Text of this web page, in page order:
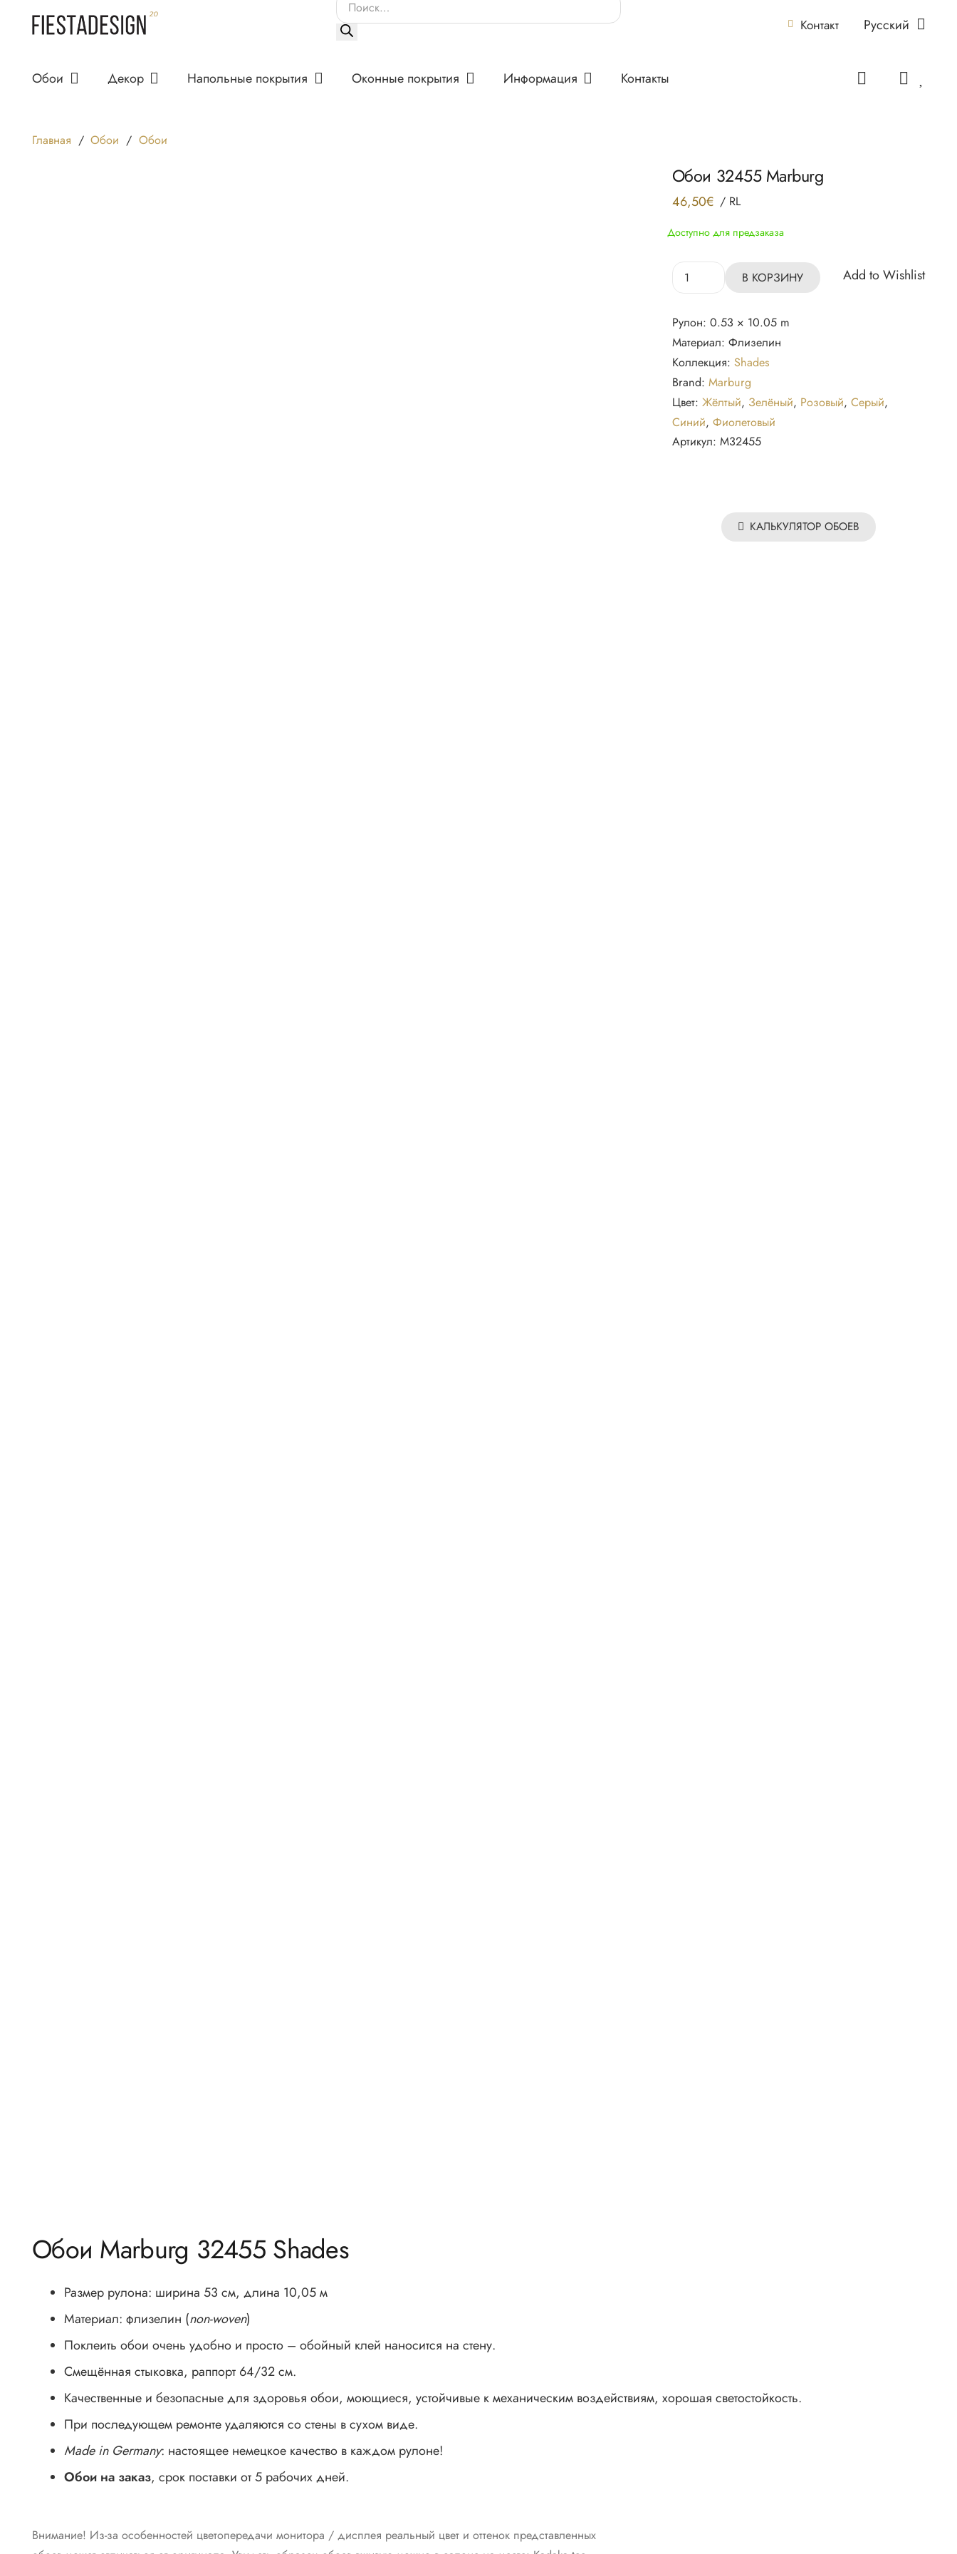
Поиск
Контакт Русский
Обои Декор Напольные покрытия Оконные покрытия Информация Контакты
Главная / Обои / Обои
Обои 32455 Marburg
46,50€ / RL
Доступно для предзаказа
Количество
32455
Marburg
В КОРЗИНУ Add to Wishlist
Рулон: 0.53 × 10.05 m
Материал: Флизелин
Коллекция: Shades
Brand: Marburg
Цвет: Жёлтый, Зелёный, Розовый, Серый,
Синий, Фиолетовый
Артикул: M32455
КАЛЬКУЛЯТОР ОБОЕВ
Обои Marburg 32455 Shades
Размер рулона: ширина 53 см, длина 10,05 м
Материал: флизелин (non-woven)
Поклеить обои очень удобно и просто – обойный клей наносится на стену.
Смещённая стыковка, раппорт 64/32 см.
Качественные и безопасные для здоровья обои, моющиеся, устойчивые к механическим воздействиям, хорошая светостойкость.
При последующем ремонте удаляются со стены в сухом виде.
Made in Germany: настоящее немецкое качество в каждом рулоне!
Обои на заказ, срок поставки от 5 рабочих дней.
Внимание! Из-за особенностей цветопередачи монитора / дисплея реальный цвет и оттенок представленных